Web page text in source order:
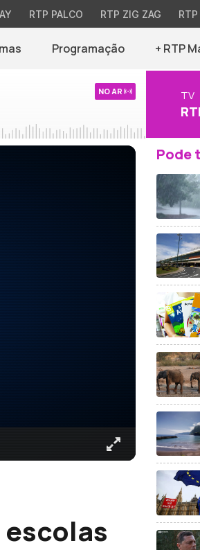
RTP PALCO RTP ZIG ZAG
Programação + RTP
NO AR TV
Pode